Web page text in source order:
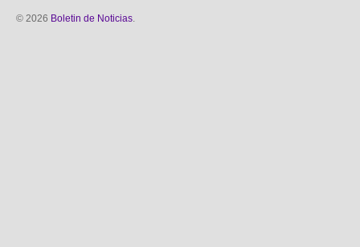
© 2026 Boletin de Noticias.